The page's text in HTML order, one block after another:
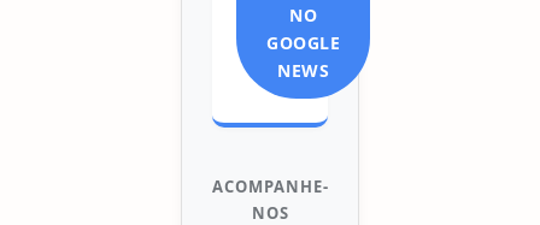
NO
GOOGLE
NEWS
ACOMPANHE-
NOS